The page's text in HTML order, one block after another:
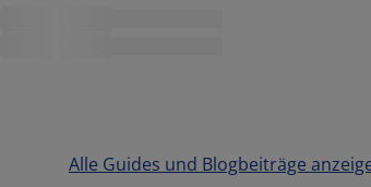
Alle Guides und Blogbeiträge